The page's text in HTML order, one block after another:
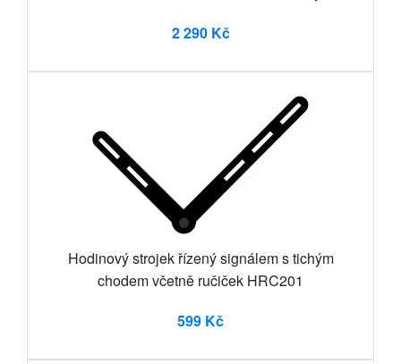
2 290 Kč
Hodinový strojek řízený signálem s tichým
chodem včetně ručiček HRC201
599 Kč